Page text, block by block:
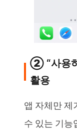
② “사용
활용
앱 자체만 제
수 있는 기능